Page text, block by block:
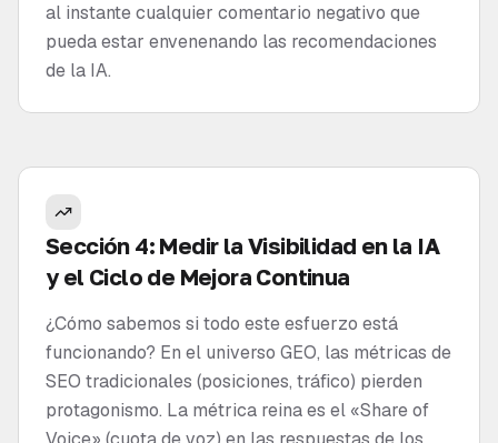
al instante cualquier comentario negativo que
pueda estar envenenando las recomendaciones
de la IA.
Sección 4: Medir la Visibilidad en la IA
y el Ciclo de Mejora Continua
¿Cómo sabemos si todo este esfuerzo está
funcionando? En el universo GEO, las métricas de
SEO tradicionales (posiciones, tráfico) pierden
protagonismo. La métrica reina es el «Share of